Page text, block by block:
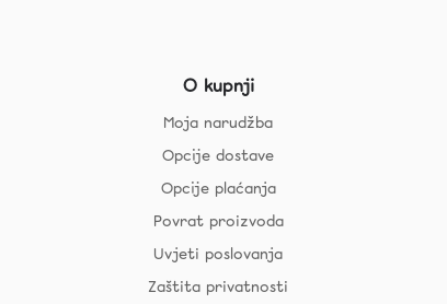
O kupnji
Moja narudžba
Opcije dostave
Opcije plaćanja
Povrat proizvoda
Uvjeti poslovanja
Zaštita privatnosti